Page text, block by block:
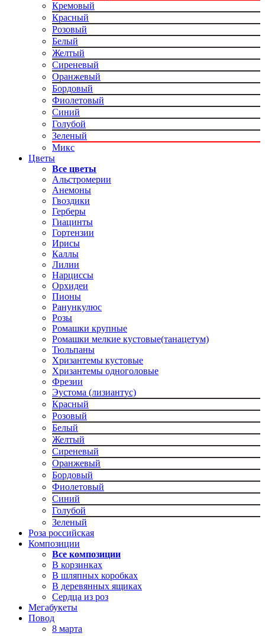
Кремовый
Красный
Розовый
Белый
Желтый
Сиреневый
Оранжевый
Бордовый
Фиолетовый
Синий
Голубой
Зеленый
Микс
Цветы
Все цветы
Альстромерии
Анемоны
Гвоздики
Герберы
Гиацинты
Гортензии
Ирисы
Каллы
Лилии
Нарциссы
Орхидеи
Пионы
Ранункулюс
Розы
Ромашки крупные
Ромашки мелкие кустовые(танацетум)
Тюльпаны
Хризантемы кустовые
Хризантемы одноголовые
Фрезии
Эустома (лизиантус)
Красный
Розовый
Белый
Желтый
Сиреневый
Оранжевый
Бордовый
Фиолетовый
Синий
Голубой
Зеленый
Роза российская
Композиции
Все композиции
В корзинках
В шляпных коробках
В деревянных ящиках
Сердца из роз
Мегабукеты
Повод
8 марта